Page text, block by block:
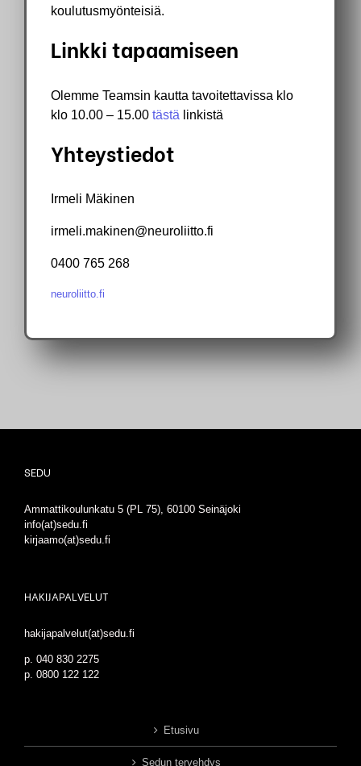
koulutusmyönteisiä.
Linkki tapaamiseen
Olemme Teamsin kautta tavoitettavissa klo
klo 10.00 – 15.00 tästä linkistä
Yhteystiedot
Irmeli Mäkinen
irmeli.makinen@neuroliitto.fi
0400 765 268
neuroliitto.fi
SEDU
Ammattikoulunkatu 5 (PL 75), 60100 Seinäjoki
info(at)sedu.fi
kirjaamo(at)sedu.fi
HAKIJAPALVELUT
hakijapalvelut(at)sedu.fi
p. 040 830 2275
p. 0800 122 122
Etusivu
Sedun tervehdys